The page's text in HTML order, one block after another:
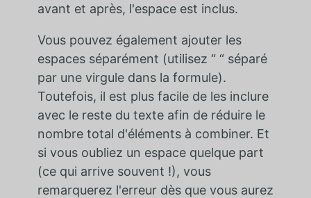
avant et après, l'espace est inclus.
Vous pouvez également ajouter les
espaces séparément (utilisez “ “ séparé
par une virgule dans la formule).
Toutefois, il est plus facile de les inclure
avec le reste du texte afin de réduire le
nombre total d'éléments à combiner. Et
si vous oubliez un espace quelque part
(ce qui arrive souvent !), vous
remarquerez l'erreur dès que vous aurez